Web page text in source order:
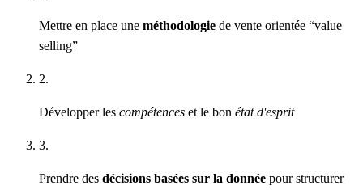
Mettre en place une méthodologie de vente orientée “value
selling”
2.
Développer les compétences et le bon état d'esprit
3.
Prendre des décisions basées sur la donnée pour structurer